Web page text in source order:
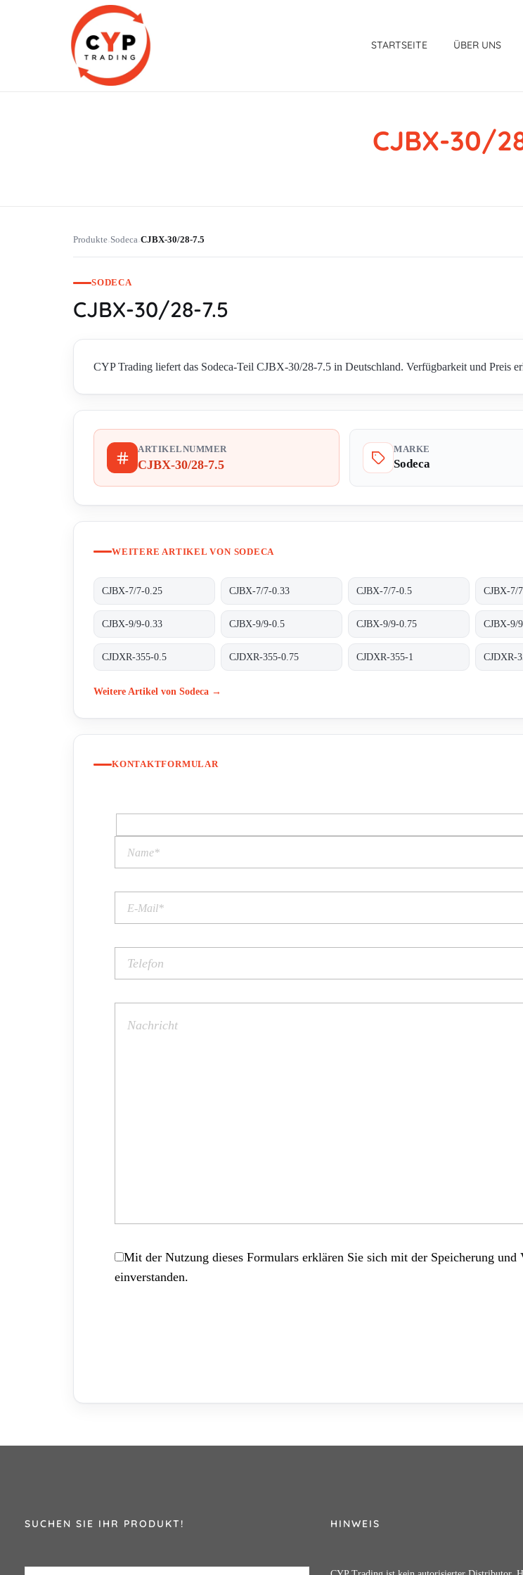
STARTSEITE ÜBER UNS
CJBX-30/
Produkte›Sodeca›CJBX-30/28-7.5
SODECA
CJBX-30/28-7.5
CYP Trading liefert das Sodeca-Teil CJBX-30/28-7.5 in Deutschland. Verfügbarkeit und Preis
ARTIKELNUMMER
CJBX-30/28-7.5
MARKE
Sodeca
WEITERE ARTIKEL VON SODECA
CJBX-7/7-0.25 CJBX-7/7-0.33 CJBX-7/7-0.5 CJBX-7/
CJBX-9/9-0.33 CJBX-9/9-0.5 CJBX-9/9-0.75 CJBX-9/
CJDXR-355-0.5 CJDXR-355-0.75 CJDXR-355-1 CJDXR-
Weitere Artikel von Sodeca →
KONTAKTFORMULAR
Mit der Nutzung dieses Formulars erklären Sie sich mit der Speicherung und
einverstanden.
SUCHEN SIE IHR PRODUKT! HINWEIS